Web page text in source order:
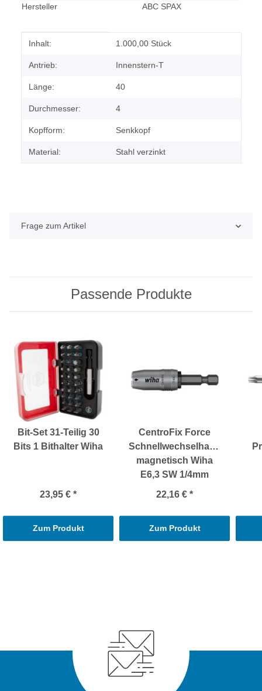
Hersteller ABC SPAX
Produkteigenschaft
Wert
Inhalt: 1.000,00 Stück
Antrieb: Innenstern-T
Länge: 40
Durchmesser: 4
Kopfform: Senkkopf
Material: Stahl verzinkt
Frage zum Artikel
Passende Produkte
Bit-Set 31-Teilig 30
Bits 1 Bithalter Wiha
23,95 € *
Zum Produkt
CentroFix Force
Schnellwechselhalter
magnetisch Wiha
E6,3 SW 1/4mm
22,16 € *
Zum Produkt